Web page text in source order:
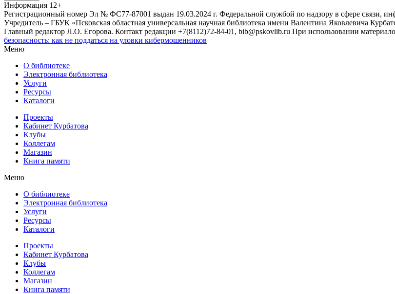
Информация 12+
Регистрационный номер Эл № ФС77-87001 выдан 19.03.2024 г. Федеральной службой по надзору в сфере связи,
Учредитель – ГБУК «Псковская областная универсальная научная библиотека имени Валентина Яковлевича
Главный редактор Л.О. Егорова. Контакт редакции +7(8112)72-84-01, bib@pskovlib.ru При использовании
безопасность: как не поддаться на уловки кибермошенников
Меню
О библиотеке
Электронная библиотека
Услуги
Ресурсы
Каталоги
Проекты
Кабинет Курбатова
Клубы
Коллегам
Магазин
Книга памяти
Меню
О библиотеке
Электронная библиотека
Услуги
Ресурсы
Каталоги
Проекты
Кабинет Курбатова
Клубы
Коллегам
Магазин
Книга памяти